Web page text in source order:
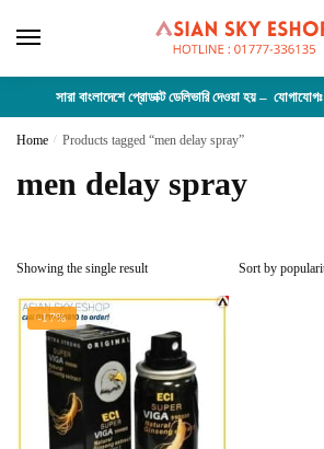
সারা বাংলাদেশে প্রোডাক্ট ডেলিভারি দেওয়া হয় – যোগাযোগঃ
Home / Products tagged “men delay spray”
men delay spray
Showing the single result
-17%